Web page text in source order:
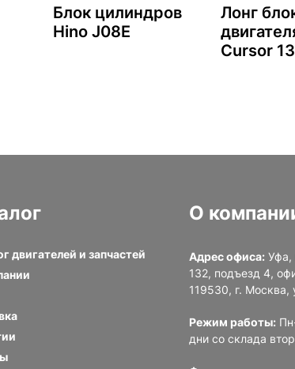
Блок цилиндров
Hino J08E
Лонг
Cursor 13
двигателей и запчастей
О
Адрес офиса: Уфа,
132, подъезд 4,
119530, г. Москва,
Режим работы:
дни со склада